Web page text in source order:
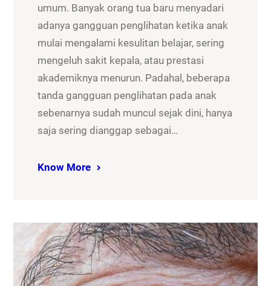
umum. Banyak orang tua baru menyadari
adanya gangguan penglihatan ketika anak
mulai mengalami kesulitan belajar, sering
mengeluh sakit kepala, atau prestasi
akademiknya menurun. Padahal, beberapa
tanda gangguan penglihatan pada anak
sebenarnya sudah muncul sejak dini, hanya
saja sering dianggap sebagai…
Know More